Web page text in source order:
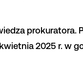
prokuratora.
2025 r. w